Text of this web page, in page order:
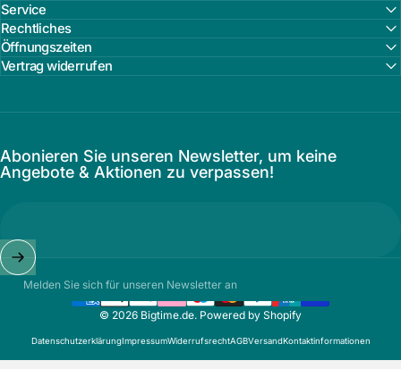
Service
Rechtliches
Öffnungszeiten
Vertrag widerrufen
Abonieren Sie unseren Newsletter, um keine
Angebote & Aktionen zu verpassen!
Melden Sie sich für unseren Newsletter an
© 2026 Bigtime.de. Powered by Shopify
DatenschutzerklärungImpressumWiderrufsrechtAGBVersandKontaktinformationen